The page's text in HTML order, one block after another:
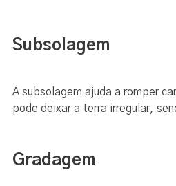
Subsolagem
A subsolagem ajuda a romper
pode deixar a terra irregular,
Gradagem